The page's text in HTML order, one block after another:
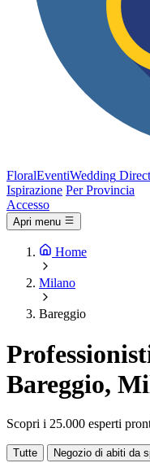
FloralEventiWedding
Ispirazione Per Provincia
Accesso
Apri menu
Home
Milano
Bareggio
Bareggio,
Scopri i 25.000 esperti
Tutte Negozio di abiti da